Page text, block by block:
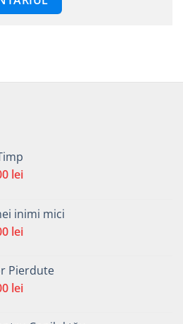
lei.
leiPrețul
30,00 lei.
inimi mici
lei.
leiPrețul
30,00 lei.
Pierdute
leiPrețul